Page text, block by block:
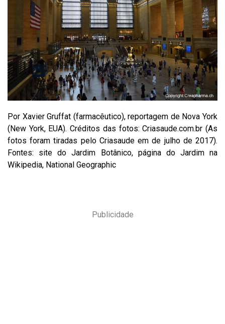
Por Xavier Gruffat (farmacêutico), reportagem de Nova York
(New York, EUA). Créditos das fotos: Criasaude.com.br (As
fotos foram tiradas pelo Criasaude em de julho de 2017).
Fontes: site do Jardim Botânico, página do Jardim na
Wikipedia, National Geographic
Publicidade